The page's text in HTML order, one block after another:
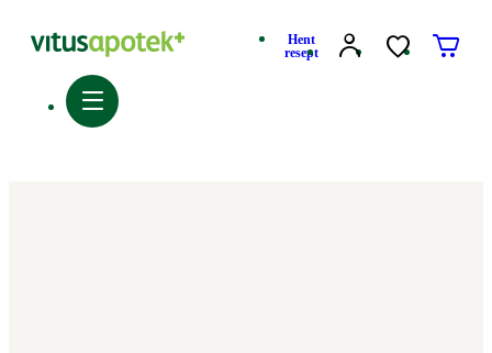
Hent
resept